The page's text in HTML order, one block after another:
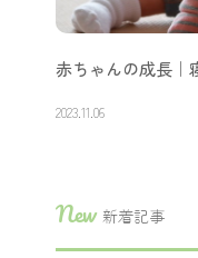
赤ちゃんの成長｜
2023.11.06
New 新着記事